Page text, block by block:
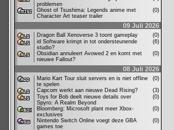
problemen
Ghost of Tsushima: Legends anime met
Character Art teaser trailer
(0)
09 Juli 2026
Dragon Ball Xenoverse 3 toont gameplay
(0)
id Software krimpt in tot ondersteunende
studio?
(6)
Obsidian annuleert Avowed 2 en komt met
nieuwe Fallout?
(0)
08 Juli 2026
Mario Kart Tour sluit servers en is niet offline
te spelen
(0)
Capcom werkt aan nieuwe Dead Rising?
(3)
Toys for Bob deelt nieuwe details over
Spyro: A Realm Beyond
(0)
Bloomberg: Microsoft plant meer Xbox-
exclusives
(0)
Nintendo Switch Online voegt deze GBA
games toe
(0)